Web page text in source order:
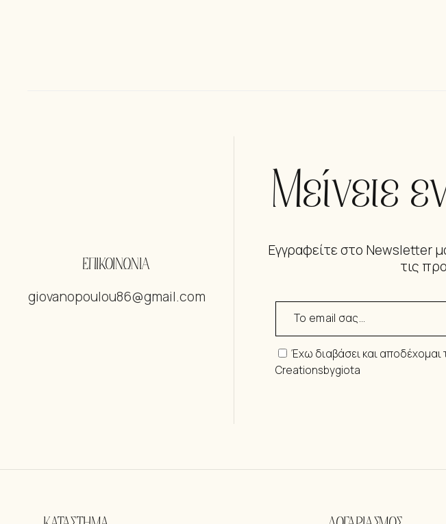
ΕΠΙΚΟΙΝΩΝΙΑ
giovanopoulou86@gmail.com
Μείνετε
Εγγραφείτε στο Newsletter
τις
Έχω διαβάσει και αποδέχομαι
Creationsbygiota